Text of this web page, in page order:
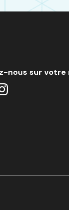
nous sur votre